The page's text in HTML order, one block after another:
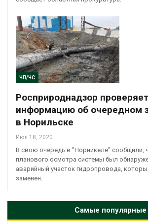
ЧП/ЧС
Росприроднадзор проверяет
информацию об очередном
в Норильске
Июл 18, 2020
В свою очередь в "Норникеле" сообщили,
планового осмотра системы был
аварийный участок гидропровода,
заменен.
Самые популярные